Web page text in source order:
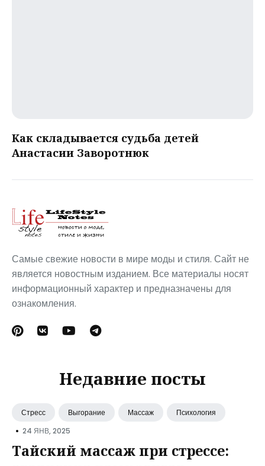
Как складывается судьба детей
Анастасии Заворотнюк
Самые свежие новости в мире моды и стиля. Сайт не
является новостным изданием. Все материалы носят
информационный характер и предназначены для
ознакомления.
Недавние посты
Стресс Выгорание Массаж Психология
• 24 ЯНВ, 2025
Тайский массаж при стрессе: